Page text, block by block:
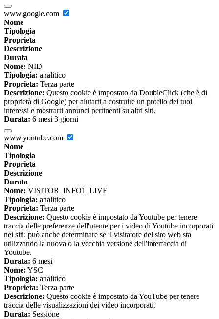
www.google.com
Nome
Tipologia
Proprieta
Descrizione
Durata
Nome: NID
Tipologia: analitico
Proprieta: Terza parte
Descrizione: Questo cookie è impostato da DoubleClick (che è di
proprietà di Google) per aiutarti a costruire un profilo dei tuoi
interessi e mostrarti annunci pertinenti su altri siti.
Durata: 6 mesi 3 giorni
www.youtube.com
Nome
Tipologia
Proprieta
Descrizione
Durata
Nome: VISITOR_INFO1_LIVE
Tipologia: analitico
Proprieta: Terza parte
Descrizione: Questo cookie è impostato da Youtube per tenere
traccia delle preferenze dell'utente per i video di Youtube incorporati
nei siti; può anche determinare se il visitatore del sito web sta
utilizzando la nuova o la vecchia versione dell'interfaccia di
Youtube.
Durata: 6 mesi
Nome: YSC
Tipologia: analitico
Proprieta: Terza parte
Descrizione: Questo cookie è impostato da YouTube per tenere
traccia delle visualizzazioni dei video incorporati.
Durata: Sessione